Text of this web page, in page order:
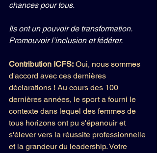
chances pour tous.
Ils ont un pouvoir de transformation.
Promouvoir l’inclusion et fédérer.
Contribution ICFS: Oui, nous sommes
d'accord avec ces dernières
déclarations ! Au cours des 100
dernières années, le sport a fourni le
contexte dans lequel des femmes de
tous horizons ont pu s'épanouir et
s'élever vers la réussite professionnelle
et la grandeur du leadership. Votre